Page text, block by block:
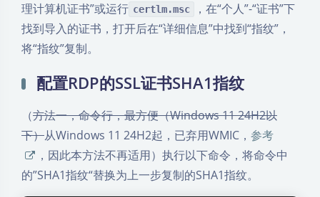
理计算机证书”或运行 certlm.msc
，在“个人”-“证书”下
找到导入的证书，打开后在“详细信息”中找到“指纹”，
将“指纹”复制。
配置RDP的SSL证书SHA1指纹
（方法一，命令行，最方便（Windows 11 24H2以
下）从Windows 11 24H2起，已弃用WMIC， 参考
，因此本方法不再适用）执行以下命令，将命令中
的”SHA1指纹“替换为上一步复制的SHA1指纹。